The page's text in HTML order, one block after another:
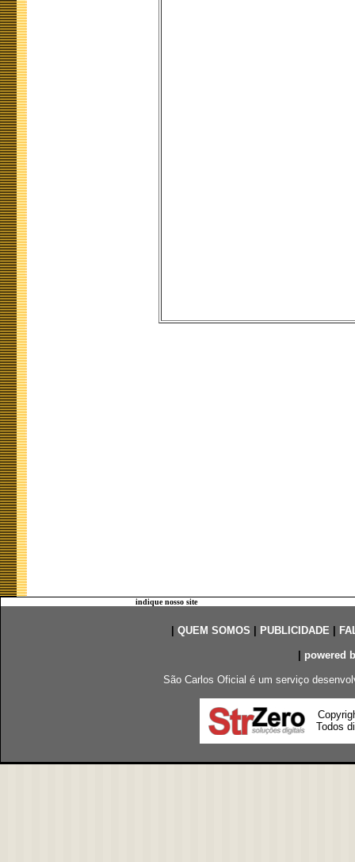
indique nosso site
QUEM SOMOS PUBLICIDADE|
powered
São Carlos Oficial é um serviço
Todos